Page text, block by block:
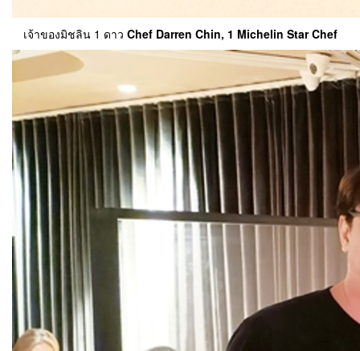
เจ้าของมิชลิน 1 ดาว Chef Darren Chin, 1 Michelin Star Chef